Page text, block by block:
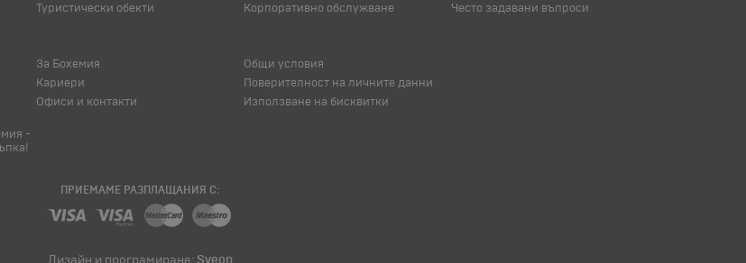
Туристически обекти
Корпоративно обслужване
Често задавани въпроси
-
За Бохемия
Кариери
Офиси и контакти
Общи условия
Поверителност на личните данни
Използване на бисквитки
ПРИЕМАМЕ РАЗПЛАЩАНИЯ С:
Дизайн и програмиране: Sveon